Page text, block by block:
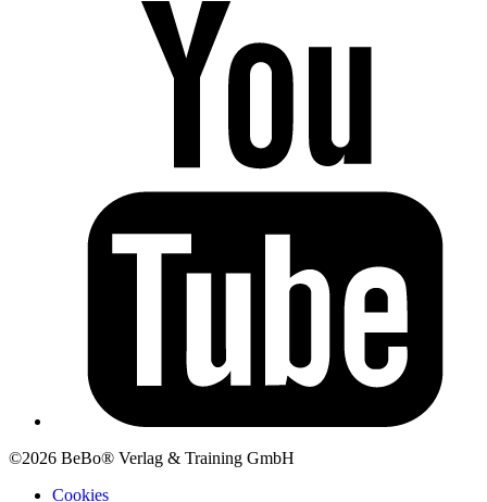
©2026 BeBo® Verlag & Training GmbH
Cookies